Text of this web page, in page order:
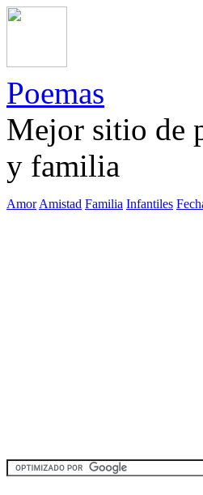
Poemas
Mejor sitio de
y familia
Amor Amistad Familia Infantiles